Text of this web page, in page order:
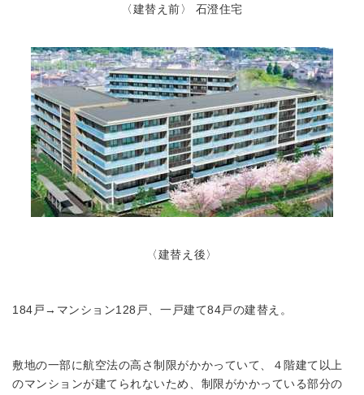
〈建替え前〉 石澄住宅
〈建替え後〉
184戸→マンション128戸、一戸建て84戸の建替え。
敷地の一部に航空法の高さ制限がかかっていて、４階建て以上
のマンションが建てられないため、制限がかかっている部分の